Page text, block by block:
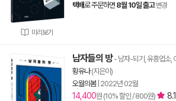
미리보기
택배로 주문하면 8월 10일 출고 변경
남자들의 방- 남자-되기, 유흥업소,
황유나(지은이)
오월의봄| 2022년 02월
14,400원 (10% 할인 / 800원) 8.1